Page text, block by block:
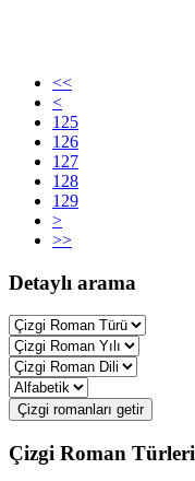
<<
<
125
126
127
128
129
>
>>
Detaylı arama
Çizgi romanları getir
Çizgi Roman Türleri